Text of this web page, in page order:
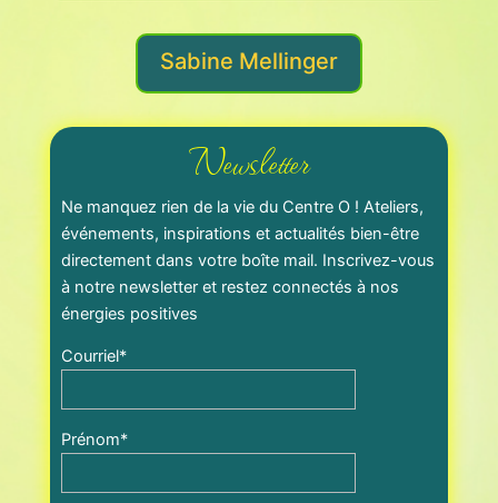
Sabine Mellinger
Newsletter
Ne manquez rien de la vie du Centre O ! Ateliers,
événements, inspirations et actualités bien-être
directement dans votre boîte mail. Inscrivez-vous
à notre newsletter et restez connectés à nos
énergies positives
Courriel*
Prénom*